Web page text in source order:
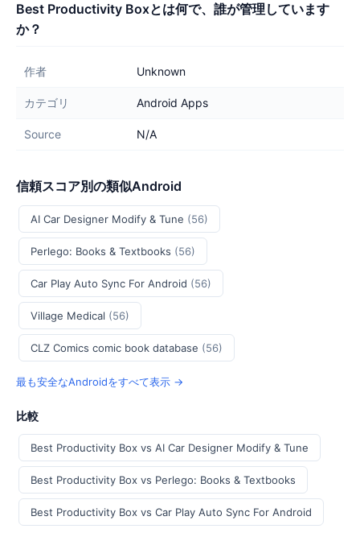
Best Productivity Boxとは何で、誰が管理しています
か？
作者 Unknown
カテゴリ Android Apps
Source N/A
信頼スコア別の類似Android
AI Car Designer Modify & Tune (56)
Perlego: Books & Textbooks (56)
Car Play Auto Sync For Android (56)
Village Medical (56)
CLZ Comics comic book database (56)
最も安全なAndroidをすべて表示 →
比較
Best Productivity Box vs AI Car Designer Modify & Tune
Best Productivity Box vs Perlego: Books & Textbooks
Best Productivity Box vs Car Play Auto Sync For Android